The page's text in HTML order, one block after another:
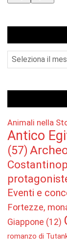
Archivio
Animali nella
Antico
(57)
Eventi e
Fortezze,
Giappone (12)
romanzo di